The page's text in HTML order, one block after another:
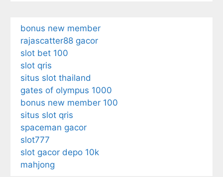
bonus new member
rajascatter88 gacor
slot bet 100
slot qris
situs slot thailand
gates of olympus 1000
bonus new member 100
situs slot qris
spaceman gacor
slot777
slot gacor depo 10k
mahjong